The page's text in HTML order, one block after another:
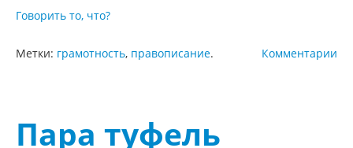
Говорить то, что?
Комментарии
Метки: грамотность, правописание.
Пара туфель